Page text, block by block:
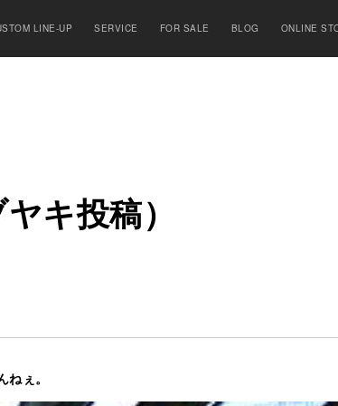
LINE-UP SERVICE FOR SALE BLOG ONLINE
ヤキ投稿）
ぇ。